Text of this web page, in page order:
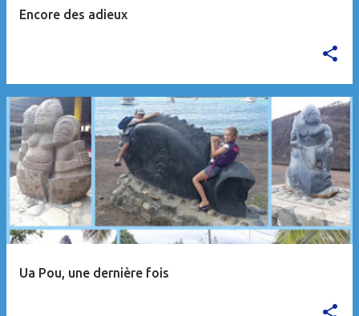
Encore des adieux
Ua Pou, une dernière fois